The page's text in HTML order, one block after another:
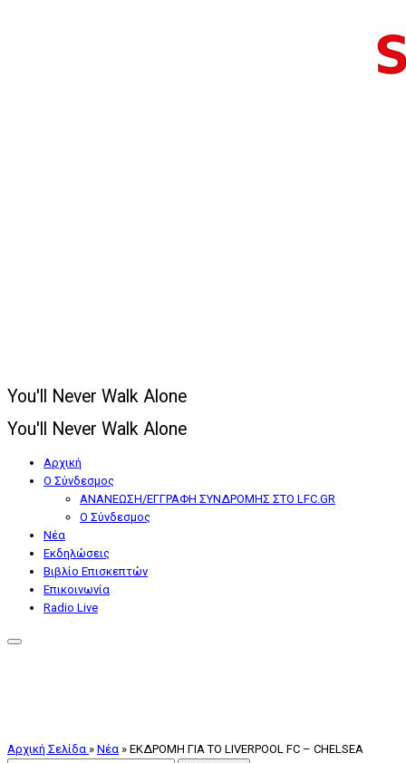
You'll Never Walk Alone
You'll Never Walk Alone
Αρχική
Ο Σύνδεσμος
ΑΝΑΝΕΩΣΗ/ΕΓΓΡΑΦΗ ΣΥΝΔΡΟΜΗΣ ΣΤΟ LFC.GR
Ο Σύνδεσμος
Nέα
Εκδηλώσεις
Βιβλίο Επισκεπτών
Επικοινωνία
Radio Live
Αρχική Σελίδα » Nέα » ΕΚΔΡΟΜΗ ΓΙΑ ΤΟ LIVERPOOL FC – CHELSEA